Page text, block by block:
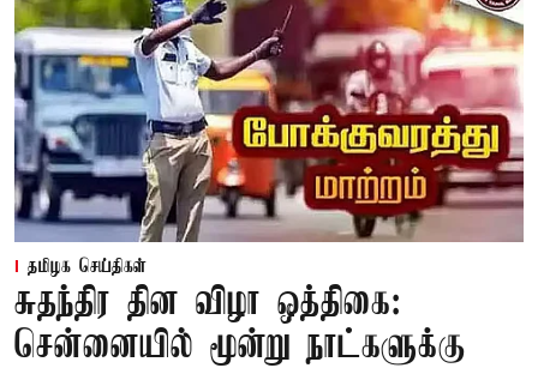
தமிழக செய்திகள்
சுதந்திர தின விழா ஒத்திகை:
சென்னையில் மூன்று நாட்களுக்கு